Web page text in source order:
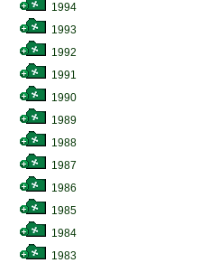
1994
1993
1992
1991
1990
1989
1988
1987
1986
1985
1984
1983